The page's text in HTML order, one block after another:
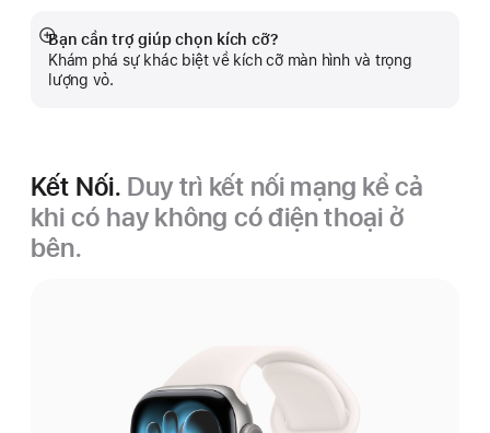
Bạn cần trợ giúp chọn kích cỡ?
Khám phá sự khác biệt về kích cỡ màn hình và trọng
lượng vỏ.
Hiển
thị
thêm
Kết Nối. Duy trì kết nối mạng kể cả
khi có hay không có điện thoại ở
bên.